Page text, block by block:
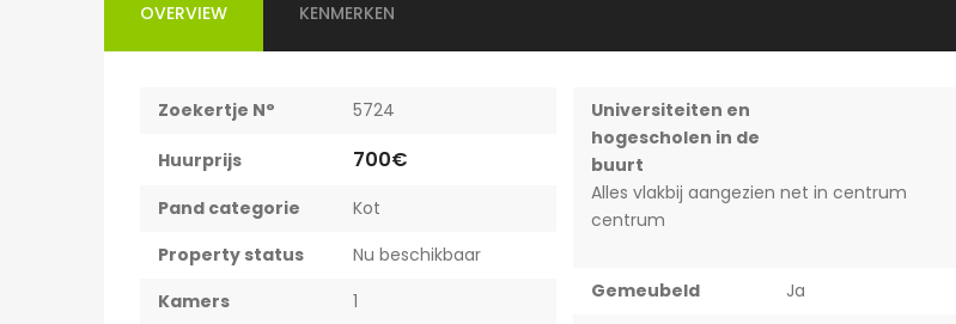
OVERVIEW KENMERKEN
Zoekertje N° 5724
Huurprijs 700€
Pand categorie
Kot
Property status
Nu beschikbaar
Kamers
1
Universiteiten en
hogescholen in de
buurt
Alles vlakbij aangezien net in centrum
centrum
Gemeubeld
Ja